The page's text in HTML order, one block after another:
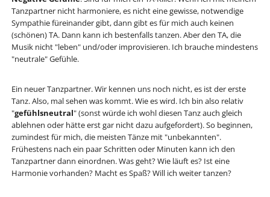
Tanzpartner nicht harmoniere, es nicht eine gewisse, notwendige
Sympathie füreinander gibt, dann gibt es für mich auch keinen
(schönen) TA. Dann kann ich bestenfalls tanzen. Aber den TA, die
Musik nicht "leben" und/oder improvisieren. Ich brauche mindestens
"neutrale" Gefühle.
Ein neuer Tanzpartner. Wir kennen uns noch nicht, es ist der erste
Tanz. Also, mal sehen was kommt. Wie es wird. Ich bin also relativ
"gefühlsneutral" (sonst würde ich wohl diesen Tanz auch gleich
ablehnen oder hätte erst gar nicht dazu aufgefordert). So beginnen,
zumindest für mich, die meisten Tänze mit "unbekannten".
Frühestens nach ein paar Schritten oder Minuten kann ich den
Tanzpartner dann einordnen. Was geht? Wie läuft es? Ist eine
Harmonie vorhanden? Macht es Spaß? Will ich weiter tanzen?